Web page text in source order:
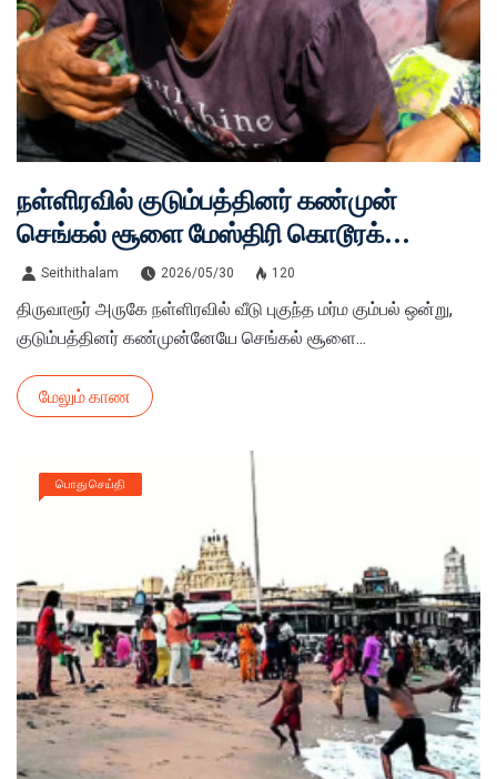
நள்ளிரவில் குடும்பத்தினர் கண்முன்
செங்கல் சூளை மேஸ்திரி கொடூரக்
கொலை!
Seithithalam 2026/05/30 120
திருவாரூர் அருகே நள்ளிரவில் வீடு புகுந்த மர்ம கும்பல் ஒன்று,
குடும்பத்தினர் கண்முன்னேயே செங்கல் சூளை...
மேலும் காண
பொது செய்தி